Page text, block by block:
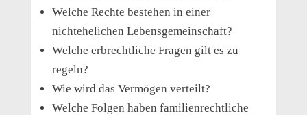
Welche Rechte bestehen in einer
nichtehelichen Lebensgemeinschaft?
Welche erbrechtliche Fragen gilt es zu
regeln?
Wie wird das Vermögen verteilt?
Welche Folgen haben familienrechtliche